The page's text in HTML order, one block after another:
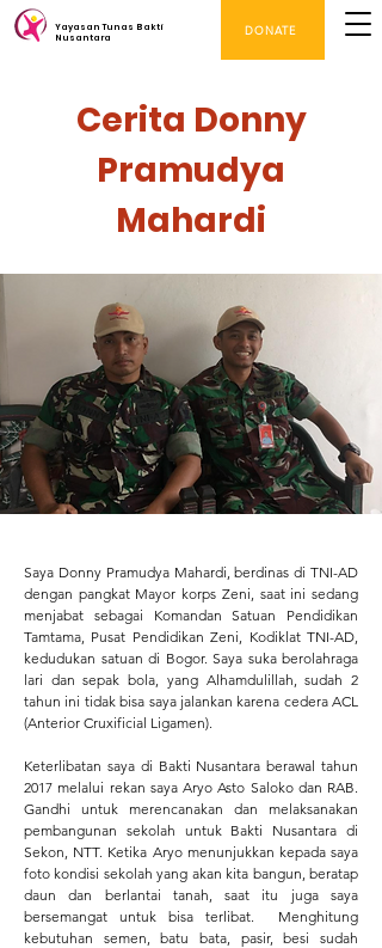
DONATE
Yayasan Tunas Bakti
Nusantara
Cerita Donny
Pramudya
Mahardi
Saya Donny Pramudya Mahardi, berdinas di TNI-AD
dengan pangkat Mayor korps Zeni, saat ini sedang
menjabat sebagai Komandan Satuan Pendidikan
Tamtama, Pusat Pendidikan Zeni, Kodiklat TNI-AD,
kedudukan satuan di Bogor. Saya suka berolahraga
lari dan sepak bola, yang Alhamdulillah, sudah 2
tahun ini tidak bisa saya jalankan karena cedera ACL
(Anterior Cruxificial Ligamen).
Keterlibatan saya di Bakti Nusantara berawal tahun
2017 melalui rekan saya Aryo Asto Saloko dan RAB.
Gandhi untuk merencanakan dan melaksanakan
pembangunan sekolah untuk Bakti Nusantara di
Sekon, NTT. Ketika Aryo menunjukkan kepada saya
foto kondisi sekolah yang akan kita bangun, beratap
daun dan berlantai tanah, saat itu juga saya
bersemangat untuk bisa terlibat. Menghitung
kebutuhan semen, batu bata, pasir, besi sudah